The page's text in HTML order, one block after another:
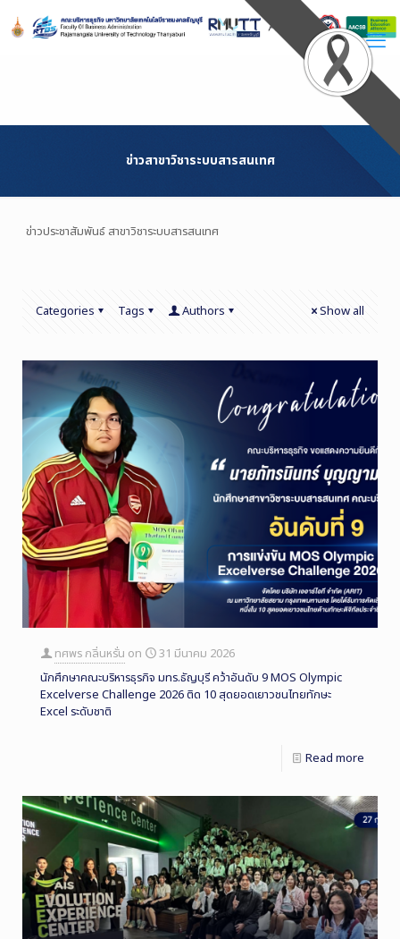
Content
ข่าวสาขาวิชาระบบสารสนเทศ
ข่าวประชาสัมพันธ์ สาขาวิชาระบบสารสนเทศ
Categories Tags Authors Show all
ทศพร กลิ่นหรั่น on
31 มีนาคม 2026
นักศึกษาคณะบริหารธุรกิจ มทร.ธัญบุรี คว้าอันดับ 9 MOS Olympic
Excelverse Challenge 2026 ติด 10 สุดยอดเยาวชนไทยทักษะ
Excel ระดับชาติ
Read more